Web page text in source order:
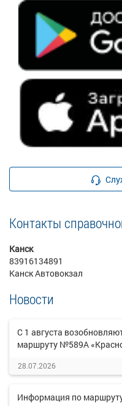
Контакты
Канск
83916134891
Канск Автовокзал
Новости
С 1 августа
маршруту №589А
28.07.2026
Информация по